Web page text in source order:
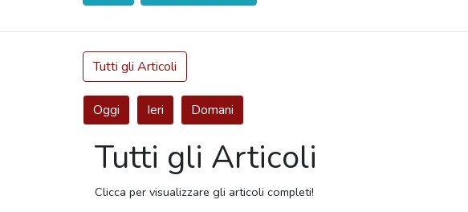
Tutti gli Articoli
Oggi Ieri Domani
Tutti gli Articoli
Clicca per visualizzare gli articoli completi!